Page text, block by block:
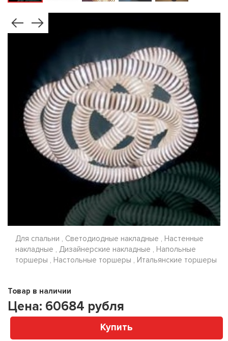
Для спальни , Светодиодные накладные , Настенные
накладные , Дизайнерские накладные , Напольные
торшеры , Настольные торшеры , Итальянские торшеры
Товар в наличии
Цена: 60684 рубля
Купить